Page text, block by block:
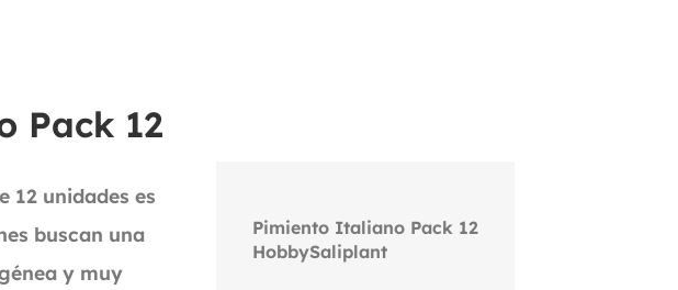
Pack 12
12 unidades es
buscan una
y muy
Pimiento Italiano Pack 12
HobbySaliplant